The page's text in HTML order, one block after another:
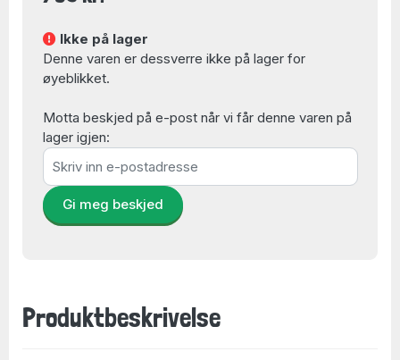
Ikke på lager
Denne varen er dessverre ikke på lager for
øyeblikket.
Motta beskjed på e-post når vi får denne varen på
lager igjen:
Gi meg beskjed
Produktbeskrivelse